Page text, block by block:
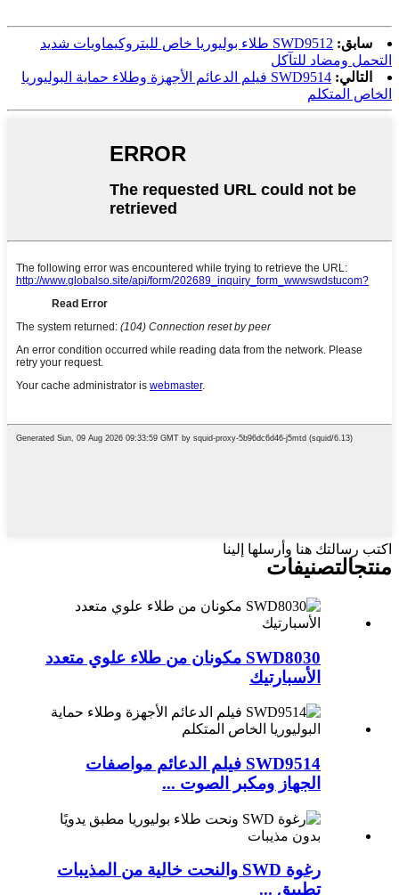
سابق:
SWD9512 طلاء بوليوريا خاص للبتروكيماويات شديد
التحمل ومضاد للتآكل
التالي:
SWD9514 فيلم الدعائم الأجهزة وطلاء حماية البوليوريا
الخاص المتكلم
اكتب رسالتك هنا وأرسلها إلينا
منتجالتصنيفات
SWD8030 مكونان من طلاء علوي متعدد
الأسبارتيك
SWD9514 فيلم الدعائم مواصفات
الجهاز ومكبر الصوت ...
رغوة SWD والنحت خالية من المذيبات
تطبيق ...